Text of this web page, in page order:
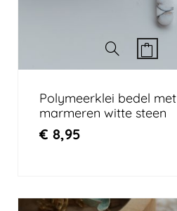
Polymeerklei bedel met
marmeren witte steen
€ 8,95